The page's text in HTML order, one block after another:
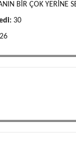
BİR ÇOK YERİNE
30